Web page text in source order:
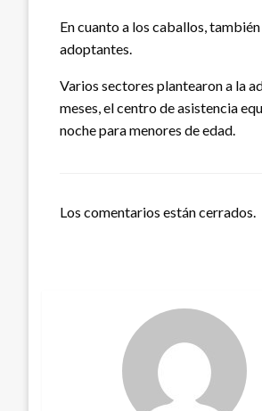
En cuanto a los caballos,
adoptantes.
Varios sectores plantearon a la
meses, el centro de asistencia
noche para menores de edad.
Los comentarios están cerrados.